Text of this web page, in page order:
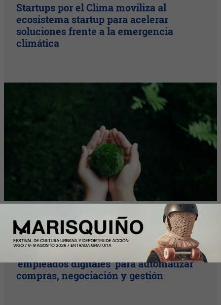
Startups por el Clima moviliza al
ecosistema startup para acelerar
soluciones frente a la emergencia
climática
Plus
Las empresas integran los primeros
'empleados digitales' para automatizar
compras, negociación y gestión